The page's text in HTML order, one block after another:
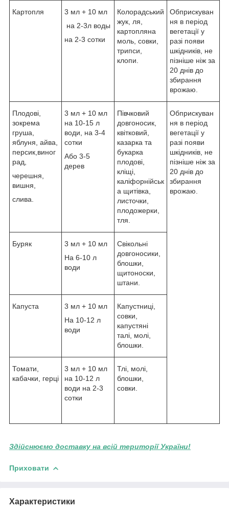
Картопля
3 мл + 10 мл
на 2-3л воды
на 2-3 сотки
Колорадський
жук, ля,
картопляна
моль, совки,
трипси,
клопи.
Обприскуван
ня в період
вегетації у
разі появи
шкідників, не
пізніше ніж за
20 днів до
збирання
врожаю.
Плодові,
зокрема
груша,
яблуня, айва,
персик,виног
рад,
черешня,
вишня,
слива.
3 мл + 10 мл
на 10-15 л
води, на 3-4
сотки
Або 3-5
дерев
Півчковий
довгоносик,
квітковий,
казарка та
букарка
плодові,
кліщі,
каліфорнійськ
а щитівка,
листочки,
плодожерки,
тля.
Обприскуван
ня в період
вегетації у
разі появи
шкідників, не
пізніше ніж за
20 днів до
збирання
врожаю.
Буряк
3 мл + 10 мл
На 6-10 л
води
Свікольні
довгоносики,
блошки,
щитоноски,
штани.
Капуста
3 мл + 10 мл
На 10-12 л
води
Капустниці,
совки,
капустяні
талі, молі,
блошки.
Томати,
кабачки, герці
3 мл + 10 мл
на 10-12 л
води на 2-3
сотки
Тлі, молі,
блошки,
совки.
Здійснюємо доставку на всій території України!
Приховати
Характеристики